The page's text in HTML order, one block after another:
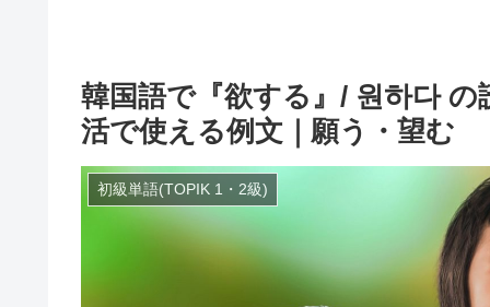
韓国語で『欲する』/ 원하다
活で使える例文｜願う・望む
初級単語(TOPIK 1・2級)